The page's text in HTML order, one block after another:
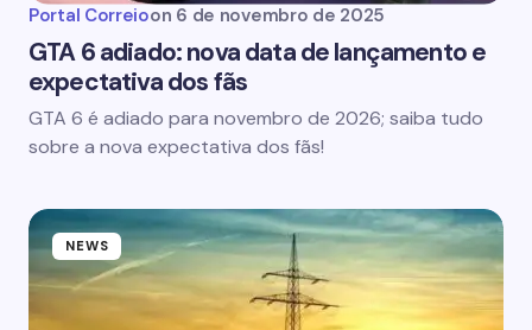
Portal Correioon 6 de novembro de 2025
GTA 6 adiado: nova data de lançamento e
expectativa dos fãs
GTA 6 é adiado para novembro de 2026; saiba tudo
sobre a nova expectativa dos fãs!
NEWS